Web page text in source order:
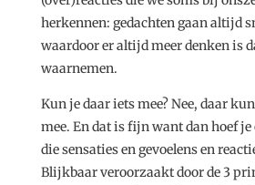
herkennen: gedachten gaan altijd
waardoor er altijd meer denken is
waarnemen.
Kun je daar iets mee? Nee, daar
mee. En dat is fijn want dan hoef
die sensaties en gevoelens en
Blijkbaar veroorzaakt door de 3